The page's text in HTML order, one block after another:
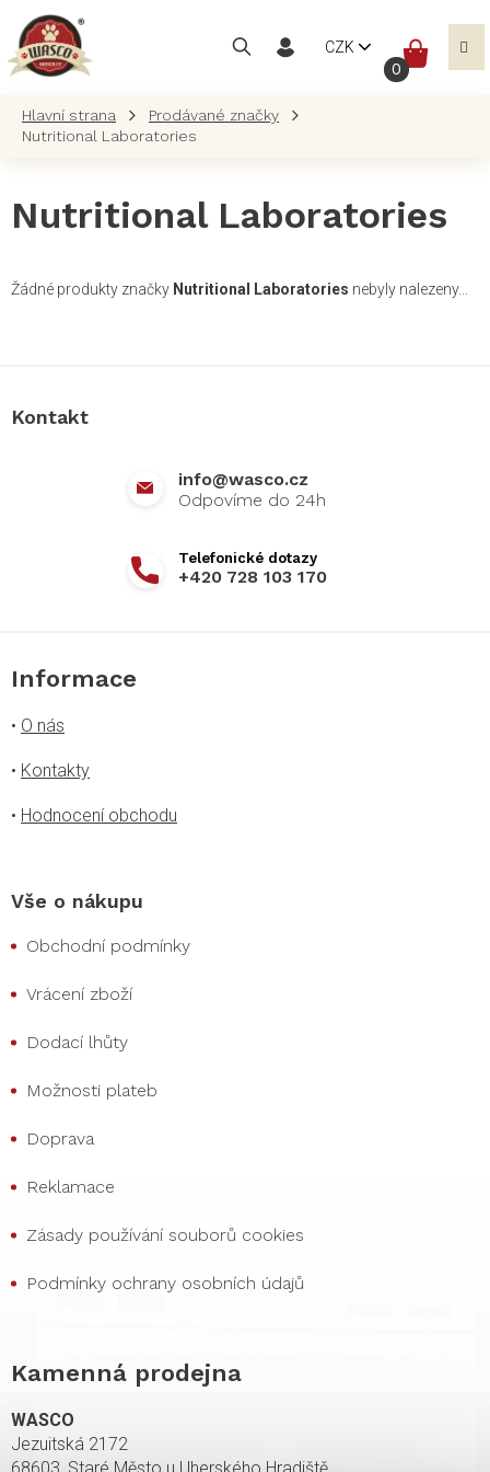
obsah
CZK
Prodávané značky
Nutritional Laboratories
Nutritional Laboratories
Žádné produkty značky Nutritional Laboratories nebyly nalezeny...
Kontakt
info@wasco.cz
+420 728 103 170
Informace
• O nás
• Kontakty
• Hodnocení obchodu
Vše o nákupu
Obchodní podmínky
Vrácení zboží
Dodací lhůty
Možnosti plateb
Doprava
Reklamace
Zásady používání souborů cookies
Podmínky ochrany osobních údajů
Kamenná prodejna
WASCO
Jezuitská 2172